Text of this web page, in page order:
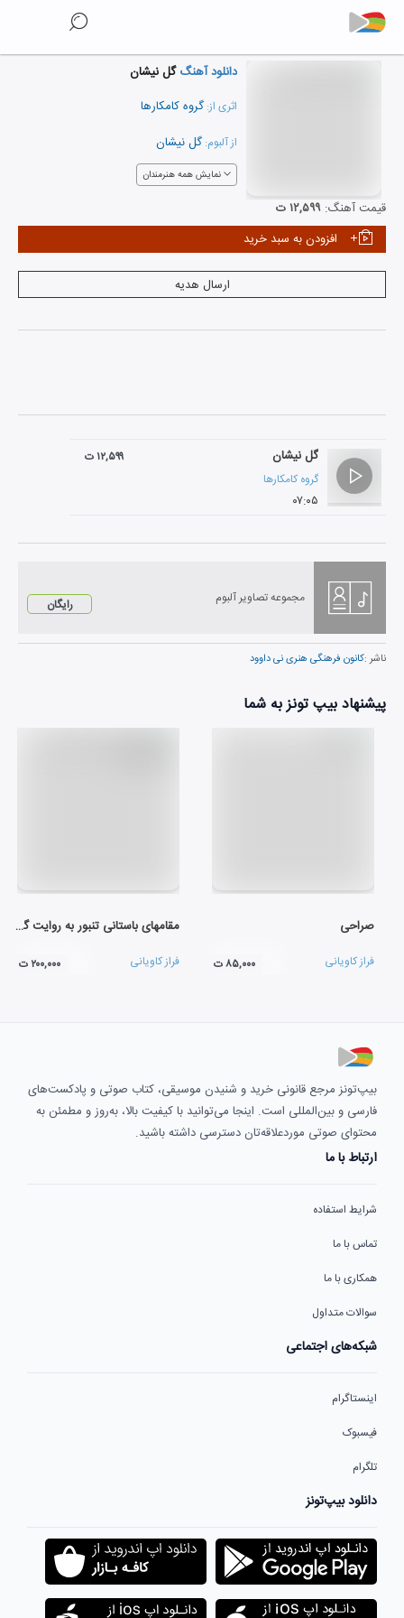
دانلود آهنگگل نیشان
اثری از: گروه کامکارها
از آلبوم: گل نیشان
نمایش همه هنرمندان
قیمت آهنگ: ۱۲,۵۹۹ ت
افزودن به سبد خرید
ارسال هدیه
گل نیشان
گروه کامکارها
۰۷:۰۵
۱۲,۵۹۹ ت
مجموعه تصاویر آلبوم رایگان
ناشر :کانون فرهنگی هنری نی داوود
پیشنهاد بیپ تونز به شما
صراحی
فراز کاویانی ۸۵,۰۰۰ ت
مقامهای باستانی تنبور به روایت گوران
فراز کاویانی ۲۰۰,۰۰۰ ت
بیپ‌تونز مرجع قانونی خرید و شنیدن موسیقی، کتاب صوتی و پادکست‌های
فارسی و بین‌المللی است. اینجا می‌توانید با کیفیت بالا، به‌روز و مطمئن به
محتوای صوتی موردعلاقه‌تان دسترسی داشته باشید.
ارتباط با ما
شرایط استفاده
تماس با ما
همکاری با ما
سوالات متداول
شبکه‌های اجتماعی
اینستاگرام
فیسبوک
تلگرام
دانلود بیپ‌تونز